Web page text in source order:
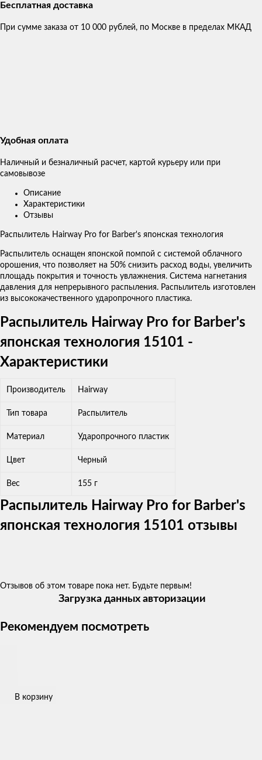
Бесплатная доставка
При сумме заказа от 10 000 рублей, по Москве в пределах МКАД
Удобная оплата
Наличный и безналичный расчет, картой курьеру или при
самовывозе
Описание
Характеристики
Отзывы
Распылитель Hairway Pro for Barber's японская технология
Распылитель оснащен японской помпой с системой облачного
орошения, что позволяет на 50% снизить расход воды, увеличить
площадь покрытия и точность увлажнения. Система нагнетания
давления для непрерывного распыления. Распылитель изготовлен
из высококачественного ударопрочного пластика.
Распылитель Hairway Pro for Barber's
японская технология 15101 -
Характеристики
Производитель Hairway
Тип товара Распылитель
Материал Ударопрочного пластик
Цвет Черный
Вес 155 г
Распылитель Hairway Pro for Barber's
японская технология 15101 отзывы
Отзывов об этом товаре пока нет. Будьте первым!
Загрузка данных авторизации
Рекомендуем посмотреть
В корзину